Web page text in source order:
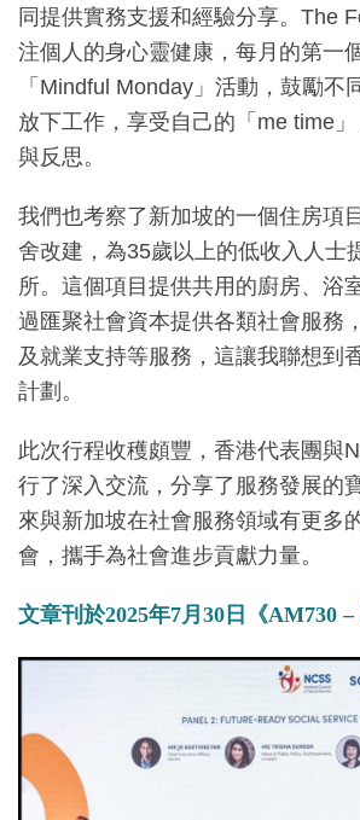
同提供實務支援和經驗分享。The
注個人的身心靈健康，每月的第一
「Mindful Monday」活動，鼓勵不
放下工作，享受自己的「me time
與反思。
我們也考察了新加坡的一個住房項
舍改建，為35歲以上的低收入人士
所。這個項目提供共用的廚房、浴
過匯聚社會資本提供各類社會服務
及就業支持等服務，這讓我聯想到
計劃。
此次行程收穫頗豐，香港代表團與
行了深入交流，分享了服務發展的
來與新加坡在社會服務領域有更多
會，攜手為社會進步貢獻力量。
文章刊於2025年7月30日《AM730 –